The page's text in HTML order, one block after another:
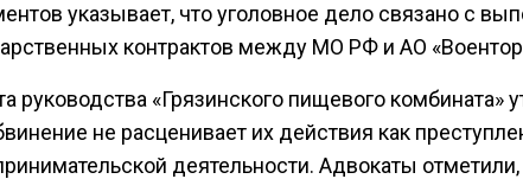
указывает, что уголовное дело связано с
контрактов между МО РФ и АО
руководства «Грязинского пищевого комбината»
не расценивает их действия как
деятельности. Адвокаты отметили,